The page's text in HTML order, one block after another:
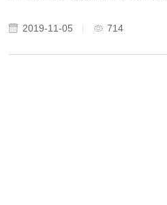
시 왜 광주에서만 항쟁이 진행될
2019-11-05 714